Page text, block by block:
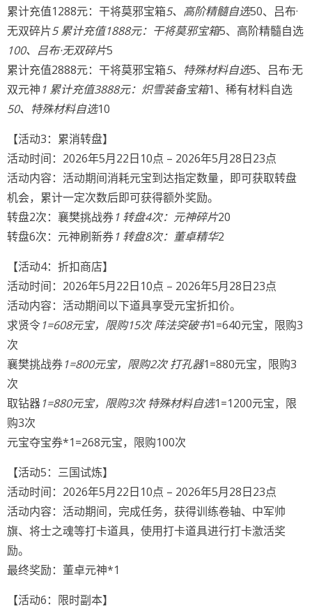
累计充值1288元：干将莫邪宝箱5、高阶精髓自选50、吕布·
无双碎片5 累计充值1888元：干将莫邪宝箱5、高阶精髓自选
100、吕布·无双碎片5
累计充值2888元：干将莫邪宝箱5、特殊材料自选5、吕布·无
双元神 1 累计充值3888元：炽雪装备宝箱1、稀有材料自选
50、特殊材料自选10
【活动3：累消转盘】
活动时间：2026年5月22日10点 – 2026年5月28日23点
活动内容：活动期间消耗元宝到达指定数量，即可获取转盘
机会，累计一定次数后即可获得额外奖励。
转盘2次：襄樊挑战券1 转盘4次：元神碎片20
转盘6次：元神刷新券1 转盘8次：董卓精华2
【活动4：折扣商店】
活动时间：2026年5月22日10点 – 2026年5月28日23点
活动内容：活动期间以下道具享受元宝折扣价。
求贤令1=608元宝，限购15次 阵法突破书1=640元宝，限购3
次
襄樊挑战券1=800元宝，限购2次 打孔器1=880元宝，限购3
次
取钻器1=880元宝，限购3次 特殊材料自选1=1200元宝，限
购3次
元宝夺宝券*1=268元宝，限购100次
【活动5：三国试炼】
活动时间：2026年5月22日10点 – 2026年5月28日23点
活动内容：活动期间，完成任务，获得训练卷轴、中军帅
旗、将士之魂等打卡道具，使用打卡道具进行打卡激活奖
励。
最终奖励：董卓元神*1
【活动6：限时副本】